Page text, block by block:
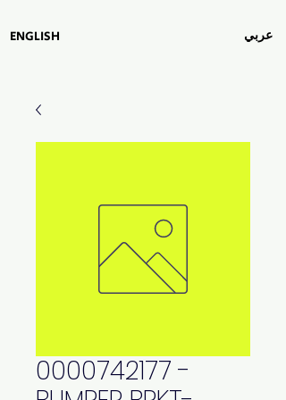
عربي ENGLISH
0000742177 -